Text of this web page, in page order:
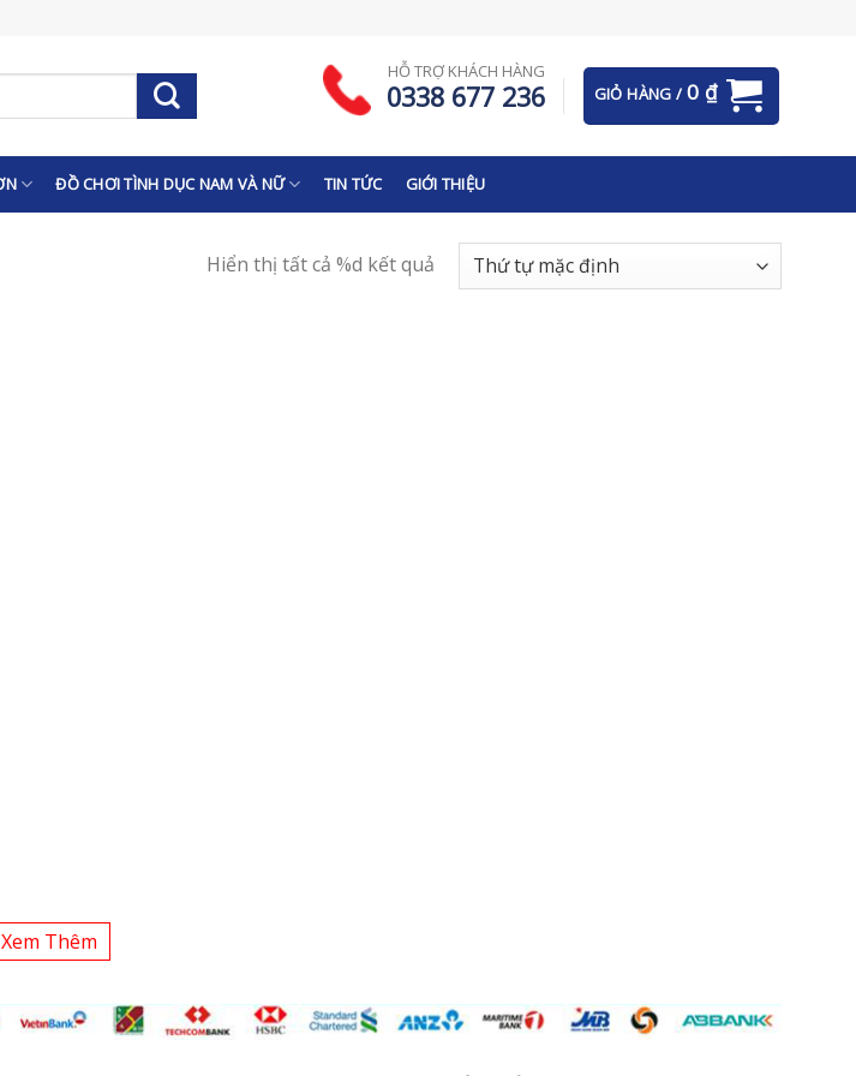
HỖ TRỢ KHÁCH HÀNG
0338 677 236 GIỎ HÀNG / 0 ₫
ĐỒ CHƠI TÌNH DỤC NAM VÀ NỮ TIN TỨC GIỚI THIỆU
Hiển thị tất cả %d kết quả
Xem Thêm